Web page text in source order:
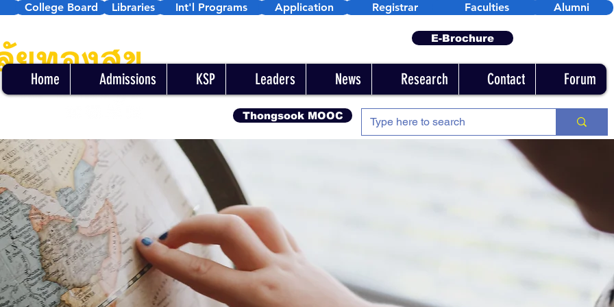
College Board Libraries Int'l Programs Registrar
Application Faculties Alumni
E-Brochure
Home Admissions KSP Leaders News Research Contact Forum
Thongsook MOOC